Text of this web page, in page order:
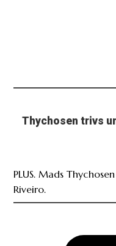
Thychosen trivs
PLUS. Mads
Riveiro.